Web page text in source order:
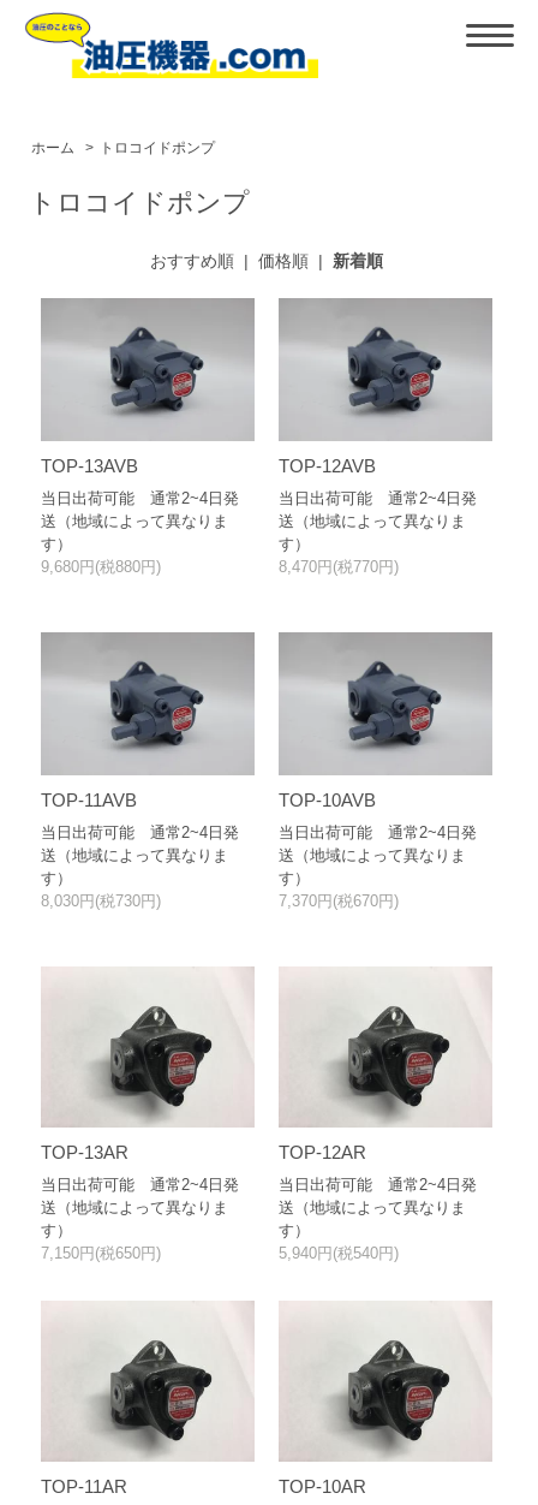
ホーム > トロコイドポンプ
トロコイドポンプ
おすすめ順| 価格順| 新着順
TOP-13AVB
当日出荷可能 通常2~4日発
送（地域によって異なりま
す）
9,680円(税880円)
TOP-12AVB
当日出荷可能 通常2~4日発
送（地域によって異なりま
す）
8,470円(税770円)
TOP-11AVB
当日出荷可能 通常2~4日発
送（地域によって異なりま
す）
8,030円(税730円)
TOP-10AVB
当日出荷可能 通常2~4日発
送（地域によって異なりま
す）
7,370円(税670円)
TOP-13AR
当日出荷可能 通常2~4日発
送（地域によって異なりま
す）
7,150円(税650円)
TOP-12AR
当日出荷可能 通常2~4日発
送（地域によって異なりま
す）
5,940円(税540円)
TOP-11AR TOP-10AR